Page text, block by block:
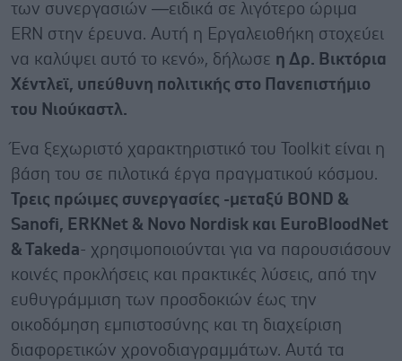
των συνεργασιών —ειδικά σε λιγότερο ώριμα
ERN στην έρευνα. Αυτή η Εργαλειοθήκη στοχεύει
να καλύψει αυτό το κενό», δήλωσε η Δρ. Βικτόρια
Χέντλεϊ, υπεύθυνη πολιτικής στο Πανεπιστήμιο
του Νιούκαστλ.
Ένα ξεχωριστό χαρακτηριστικό του Toolkit είναι η
βάση του σε πιλοτικά έργα πραγματικού κόσμου.
Τρεις πρώιμες συνεργασίες -μεταξύ BOND &
Sanofi, ERKNet & Novo Nordisk και EuroBloodNet
& Takeda- χρησιμοποιούνται για να παρουσιάσουν
κοινές προκλήσεις και πρακτικές λύσεις, από την
ευθυγράμμιση των προσδοκιών έως την
οικοδόμηση εμπιστοσύνης και τη διαχείριση
διαφορετικών χρονοδιαγραμμάτων. Αυτά τα